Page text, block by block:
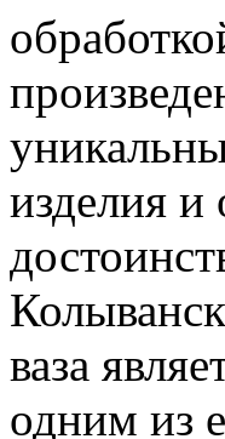
изделия
ваза
одним из